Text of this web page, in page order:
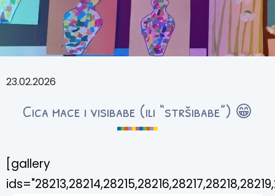
23.02.2026
Cica mace i visibabe (ili “stršibabe”) 😁
[gallery